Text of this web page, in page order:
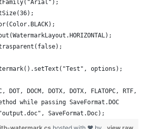
options);
DOT, DOCM, DOTX, DOTX, FLATOPC,
while passing SaveFormat.DOC
SaveFormat.Doc);